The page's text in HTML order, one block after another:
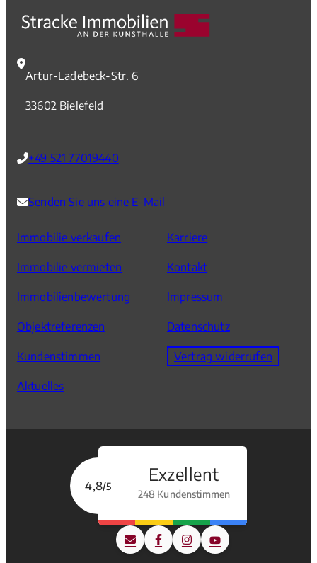
und den 15 größten deutschen Städten mit mehr als 500.000
Einwohnern verändert haben.
Artur-Ladebeck-Str. 6
33602 Bielefeld
+49 521 77019440
Senden Sie uns eine E-Mail
Immobilie verkaufen
Immobilie vermieten
Immobilienbewertung
Objektreferenzen
Kundenstimmen
Aktuelles
Karriere
Kontakt
Impressum
Datenschutz
Vertrag widerrufen
4,8/5
Exzellent
248 Kundenstimmen